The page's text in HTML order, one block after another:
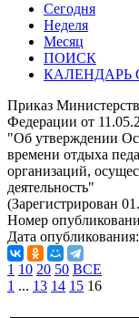
Сегодня
Неделя
Месяц
ПОИСК
КАЛЕНДАРЬ
Приказ
Федерации от
"Об утверждении
времени отдыха
организаций,
деятельность"
(Зарегистрирован
Номер
Дата опубликования:
1 10 20 50 ВСЕ
1 ... 13 14 15 16